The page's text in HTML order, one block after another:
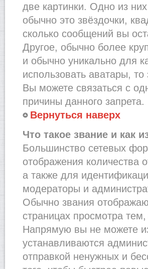
две картинки. Одно из
обычно это звёздочки,
сколько сообщений вы
Другое, обычно более
и обычно уникально для
использовать аватары,
Вы можете связаться с
причины данного запрета.
Вернуться наверх
Что такое звание и как
Большинство сетевых
отображения количества
а также для
модераторы и
Обычно звания
страницах просмотра
Напрямую вы не можете
устанавливаются
отправкой ненужных и